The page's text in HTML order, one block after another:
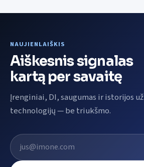
NAUJIENLAIŠKIS
Aiškesnis signalas
kartą per savaitę
Įrenginiai, DI, saugumas ir istorijos už
technologijų — be triukšmo.
El. pašto adresas